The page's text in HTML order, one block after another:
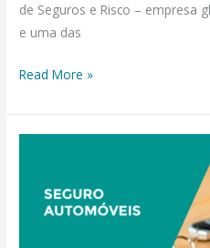
de Seguros e Risco – empresa
e uma das
Read More »